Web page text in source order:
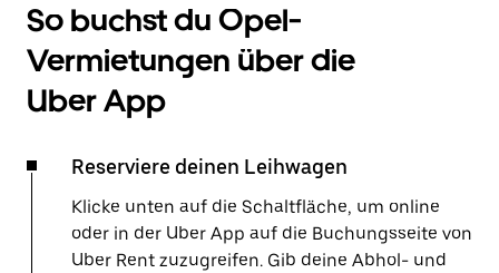
So buchst du Opel-
Vermietungen über die
Uber App
Reserviere deinen Leihwagen
Klicke unten auf die Schaltfläche, um online
oder in der Uber App auf die Buchungsseite von
Uber Rent zuzugreifen. Gib deine Abhol- und